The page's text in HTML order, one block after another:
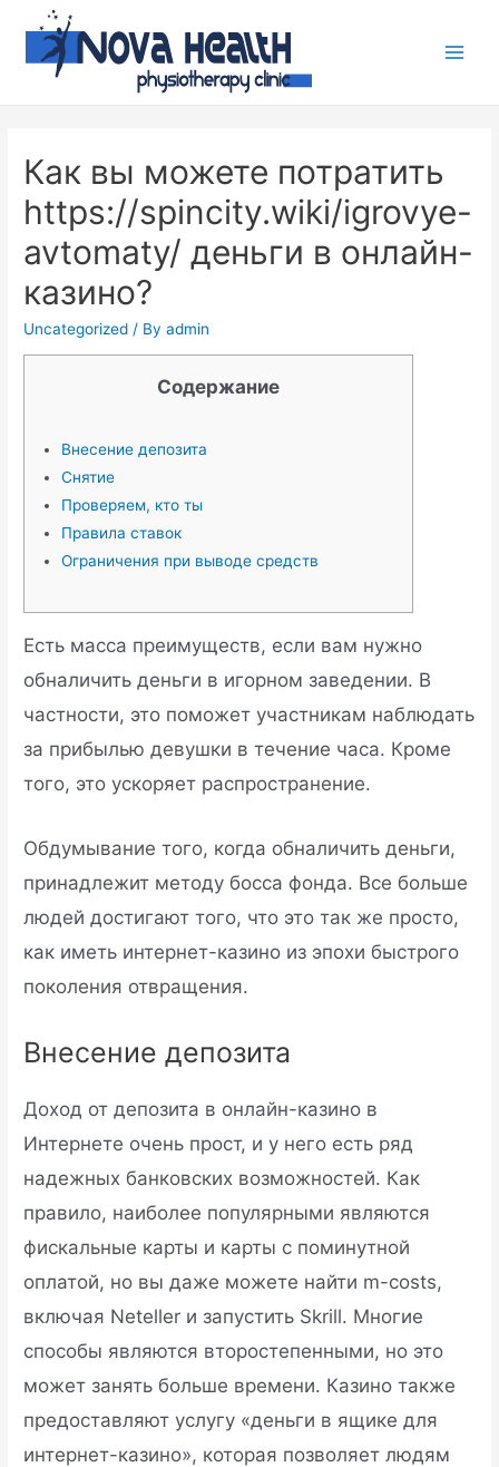
Как вы можете потратить
https://spincity.wiki/igrovye-
avtomaty/ деньги в онлайн-
казино?
Uncategorized / Byadmin
Содержание
Внесение депозита
Снятие
Проверяем, кто ты
Правила ставок
Ограничения при выводе средств
Есть масса преимуществ, если вам нужно
обналичить деньги в игорном заведении. В
частности, это поможет участникам наблюдать
за прибылью девушки в течение часа. Кроме
того, это ускоряет распространение.
Обдумывание того, когда обналичить деньги,
принадлежит методу босса фонда. Все больше
людей достигают того, что это так же просто,
как иметь интернет-казино из эпохи быстрого
поколения отвращения.
Внесение депозита
Доход от депозита в онлайн-казино в
Интернете очень прост, и у него есть ряд
надежных банковских возможностей. Как
правило, наиболее популярными являются
фискальные карты и карты с поминутной
оплатой, но вы даже можете найти m-costs,
включая Neteller и запустить Skrill. Многие
способы являются второстепенными, но это
может занять больше времени. Казино также
предоставляют услугу «деньги в ящике для
интернет-казино», которая позволяет людям